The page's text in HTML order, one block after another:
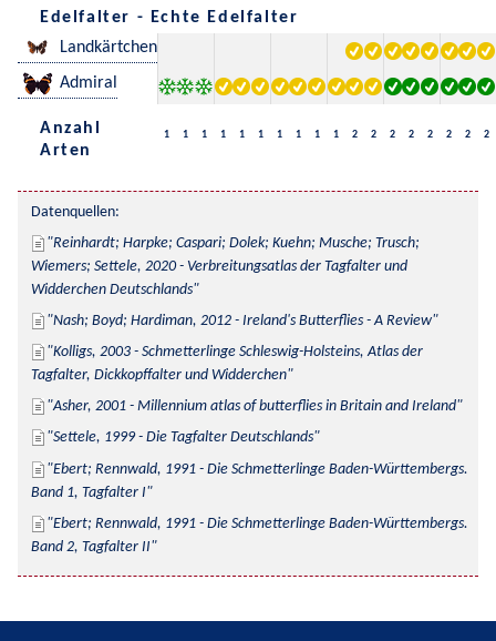
Edelfalter - Echte Edelfalter
Landkärtchen
Admiral
Anzahl
Arten
1 1 1 1 1 1 1 1 1 1 2 2 2 2 2 2 2 2
Datenquellen:
Reinhardt; Harpke; Caspari; Dolek; Kuehn; Musche; Trusch;
Wiemers; Settele, 2020 - Verbreitungsatlas der Tagfalter und
Widderchen Deutschlands
Nash; Boyd; Hardiman, 2012 - Ireland's Butterflies - A Review
Kolligs, 2003 - Schmetterlinge Schleswig-Holsteins, Atlas der
Tagfalter, Dickkopffalter und Widderchen
Asher, 2001 - Millennium atlas of butterflies in Britain and Ireland
Settele, 1999 - Die Tagfalter Deutschlands
Ebert; Rennwald, 1991 - Die Schmetterlinge Baden-Württembergs.
Band 1, Tagfalter I
Ebert; Rennwald, 1991 - Die Schmetterlinge Baden-Württembergs.
Band 2, Tagfalter II